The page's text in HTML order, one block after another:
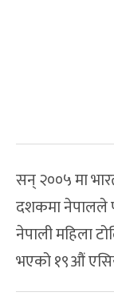
सन् २००५ मा
दशकमा नेपालले
नेपाली महिला
भएको १९औं